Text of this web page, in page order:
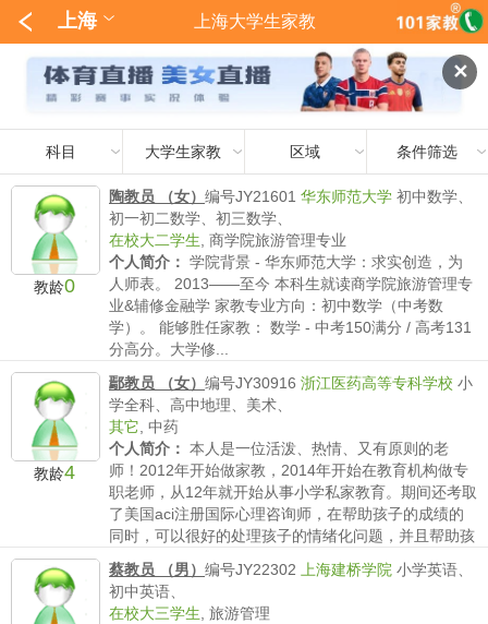
✕
上海 上海大学生家教
科目 大学生家教 区域 条件筛选
教龄0
陶教员 （女） 编号JY21601 华东师范大学 初中数学、
初一初二数学、初三数学、
在校大二学生 商学院旅游管理专业
个人简介： 学院背景 - 华东师范大学：求实创造，为
人师表。 2013——至今 本科生就读商学院旅游管理专
业&辅修金融学 家教专业方向：初中数学（中考数
学）。 能够胜任家教： 数学 - 中考150满分 / 高考131
分高分。大学修...
教龄4
鄢教员 （女） 编号JY30916 浙江医药高等专科学校 小
学全科、高中地理、美术、
其它 中药
个人简介： 本人是一位活泼、热情、又有原则的老
师！2012年开始做家教，2014年开始在教育机构做专
职老师，从12年就开始从事小学私家教育。期间还考取
了美国aci注册国际心理咨询师，在帮助孩子的成绩的
同时，可以很好的处理孩子的情绪化问题，并且帮助孩
薪水要求：不低于80/时
蔡教员 （男） 编号JY22302 上海建桥学院 小学英语、
初中英语、
在校大三学生 旅游管理